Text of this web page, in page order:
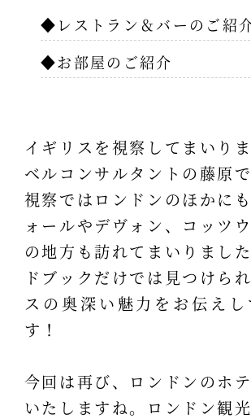
◆レストラン＆バーのご紹
◆お部屋のご紹介
イギリスを視察してまいり
ベルコンサルタントの藤原
視察ではロンドンのほかに
ォールやデヴォン、コッツ
の地方も訪れてまいりまし
ドブックだけでは見つけら
スの奥深い魅力をお伝えし
す！
今回は再び、ロンドンのホ
いたしますね。ロンドン観